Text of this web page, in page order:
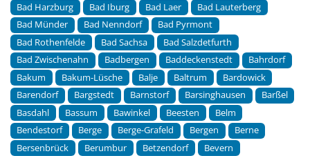
Bad Harzburg
Bad Iburg Bad Laer
Bad Lauterberg
Bad Münder
Bad Nenndorf
Bad Pyrmont
Bad Rothenfelde
Bad Sachsa
Bad Salzdetfurth
Bad Zwischenahn
Badbergen Baddeckenstedt
Bahrdorf
Bakum
Bakum-Lüsche Balje Baltrum
Bardowick
Barendorf
Bargstedt Barnstorf Barsinghausen
Barßel
Basdahl
Bassum Bawinkel Beesten
Belm
Bendestorf
Berge Berge-Grafeld Bergen
Berne
Bersenbrück
Berumbur Betzendorf
Bevern